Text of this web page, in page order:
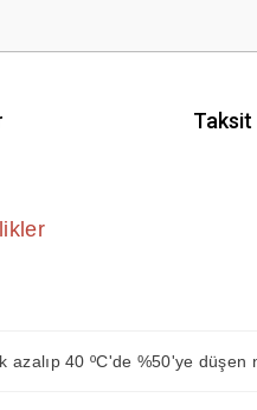
Taksit
40 ºC'de %50'ye düşen